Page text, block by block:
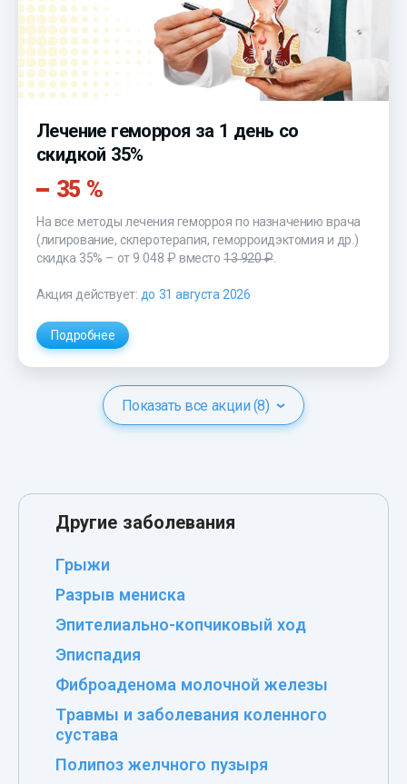
Лечение геморроя за 1 день со
скидкой 35%
35 %
На все методы лечения геморроя по назначению врача
(лигирование, склеротерапия, геморроидэктомия и др.)
скидка 35% – от 9 048 ₽ вместо 13 920 ₽.
Акция действует: до 31 августа 2026
Подробнее
Показать все акции (8)
Другие заболевания
Грыжи
Разрыв мениска
Эпителиально-копчиковый ход
Эписпадия
Фиброаденома молочной железы
Травмы и заболевания коленного
сустава
Полипоз желчного пузыря